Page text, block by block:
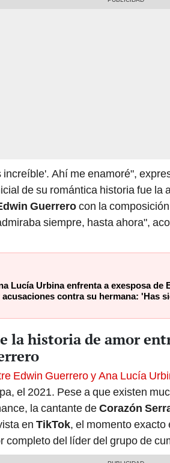
de su romántica historia fue la
Guerrerocon la
siempre, hasta ahora",
Lucía Urbina enfrenta a exesposa de
contra su hermana: 'Has
la historia de amor
Edwin Guerrero y Ana Lucía
el 2021. Pese a que existen
la cantante deCorazón
enTikTok, el momento exacto
completo del líder del grupo de